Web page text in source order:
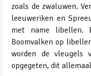
zoals de zwaluwen.
leeuweriken en
met name libellen.
Boomvalken op
worden de vleugels
opgegeten, dit